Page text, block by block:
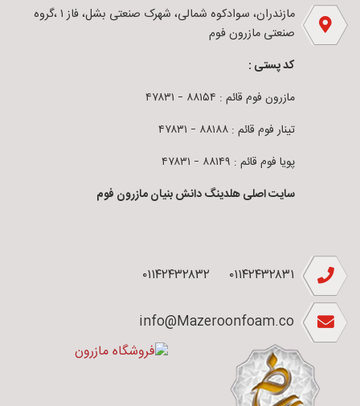
مازندران، سوادکوه شمالی، شهرک صنعتی بشل، فاز ۱ ،گروه
صنعتی مازرون فوم
کد پستی :
مازرون فوم قائم : ۸۸۱۵۴ – ۴۷۸۳۱
تینار فوم قائم : ۸۸۱۸۸ – ۴۷۸۳۱
پویا فوم قائم : ۸۸۱۴۹ – ۴۷۸۳۱
سایت اصلی هلدینگ دانش بنیان مازرون فوم
۰۱۱۴۲۴۳۲۸۳۱ ۰۱۱۴۲۴۳۲۸۳۲
info@Mazeroonfoam.co